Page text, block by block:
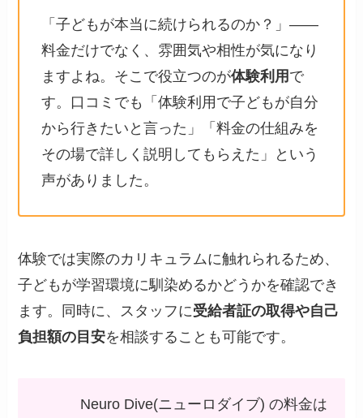
「子どもが本当に続けられるのか？」――
料金だけでなく、雰囲気や相性が気になり
ますよね。そこで役立つのが体験利用 で
す。口コミでも「体験利用で子どもが自分
から行きたいと言った」「料金の仕組みを
その場で詳しく説明してもらえた」という
声がありました。
体験では実際のカリキュラムに触れられるため、
子どもが学習環境に馴染めるかどうかを確認でき
ます。同時に、スタッフに受給者証の取得や自己
負担額の目安を相談することも可能です。
Neuro Dive(ニューロダイブ) の料金は